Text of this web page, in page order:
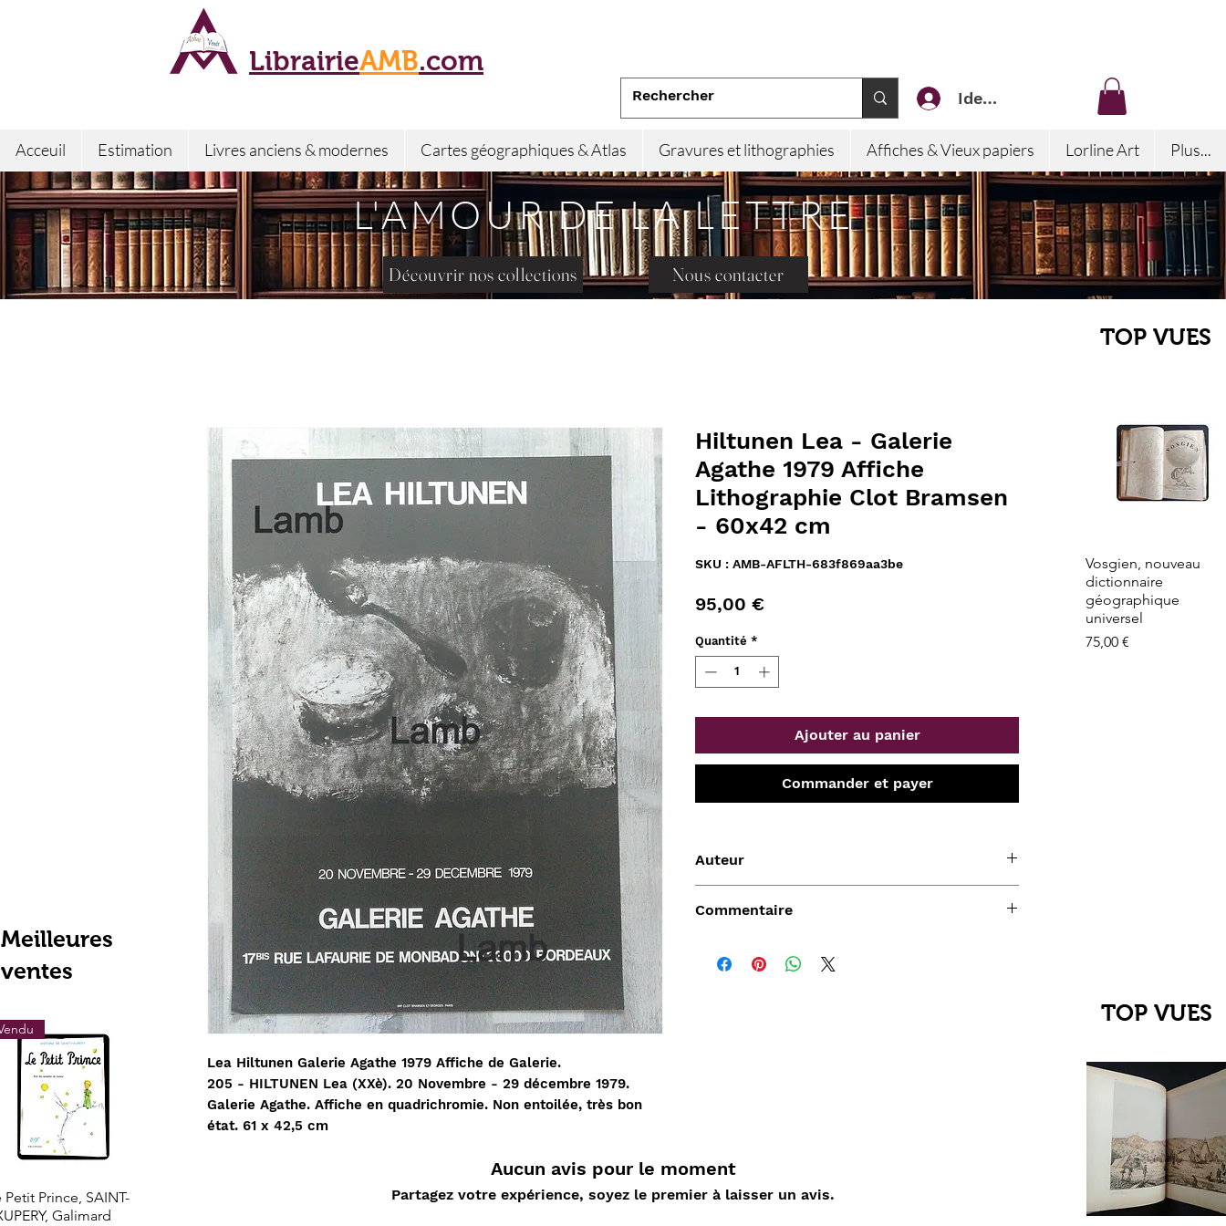
LibrairieAMB.com
Identifiez-vous
Acceuil Estimation Livres anciens & modernes Cartes géographiques & Atlas Gravures et lithographies Affiches & Vieux papiers Lorline Art Plus...
L'AMOUR DE LA LETTRE
Découvrir nos collections Nous contacter
Lea Hiltunen Galerie Agathe 1979 Affiche de Galerie.
205 - HILTUNEN Lea (XXè). 20 Novembre - 29 décembre 1979.
Galerie Agathe. Affiche en quadrichromie. Non entoilée, très bon
état. 61 x 42,5 cm
Hiltunen Lea - Galerie
Agathe 1979 Affiche
Lithographie Clot Bramsen
- 60x42 cm
SKU : AMB-AFLTH-683f869aa3be
95,00 €Prix
Quantité *
Ajouter au panier
Commander et payer
Auteur
Commentaire
Aucun avis pour le moment
Partagez votre expérience, soyez le premier à laisser un avis.
TOP VUES
Aperçu rapide
Vosgien, nouveau
dictionnaire
géographique
universel
Prix
75,00 €
TOP VUES
Meilleures
ventes
Aperçu rapide
Petit Prince, SAINT-
Galimard
Aperçu rapide
Vendu
LOTHROP STODDARD
Aperçu rapide
Nature Morte aux
Aperçu rapide
Vendu
Sahara, L'Epopée
Aperçu rapide
D'ORLIAC Jehanne